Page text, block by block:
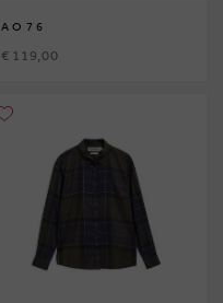
AO76
€ 119,00